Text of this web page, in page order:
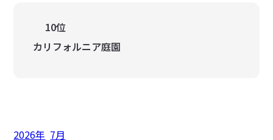
10位
カリフォルニア庭園
2026年 7月